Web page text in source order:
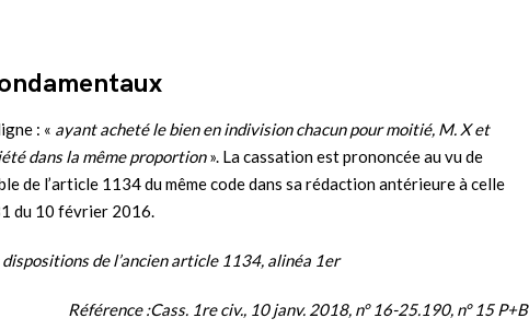
: « ayant acheté le bien en indivision chacun pour moitié, M. X et
dans la même proportion». La cassation est prononcée au vu de
de l’article 1134 du même code dans sa rédaction antérieure à celle
du 10 février 2016.
de l’ancien article 1134, alinéa 1er
Référence :Cass. 1re civ., 10 janv. 2018, n° 16-25.190, n° 15 P+B